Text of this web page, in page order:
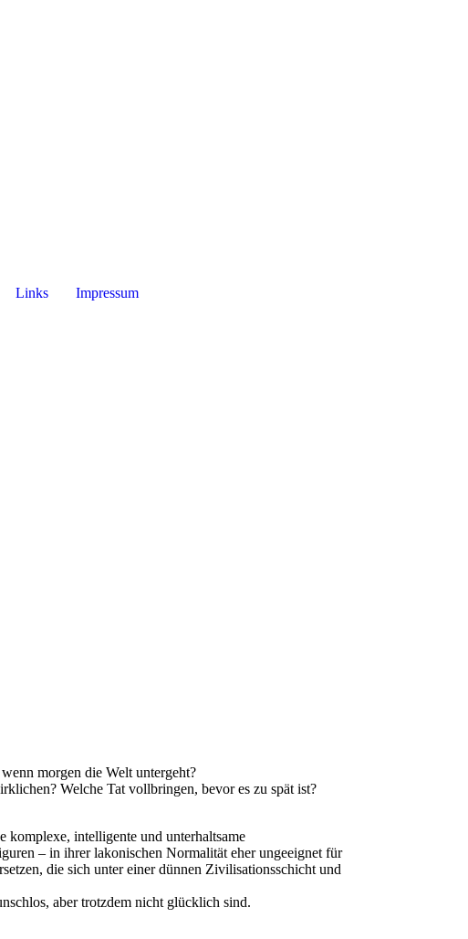
Links Impressum
morgen die Welt untergeht?
Welche Tat vollbringen, bevor es zu spät ist?
komplexe, intelligente und unterhaltsame
– in ihrer lakonischen Normalität eher ungeeignet für
die sich unter einer dünnen Zivilisationsschicht und
aber trotzdem nicht glücklich sind.